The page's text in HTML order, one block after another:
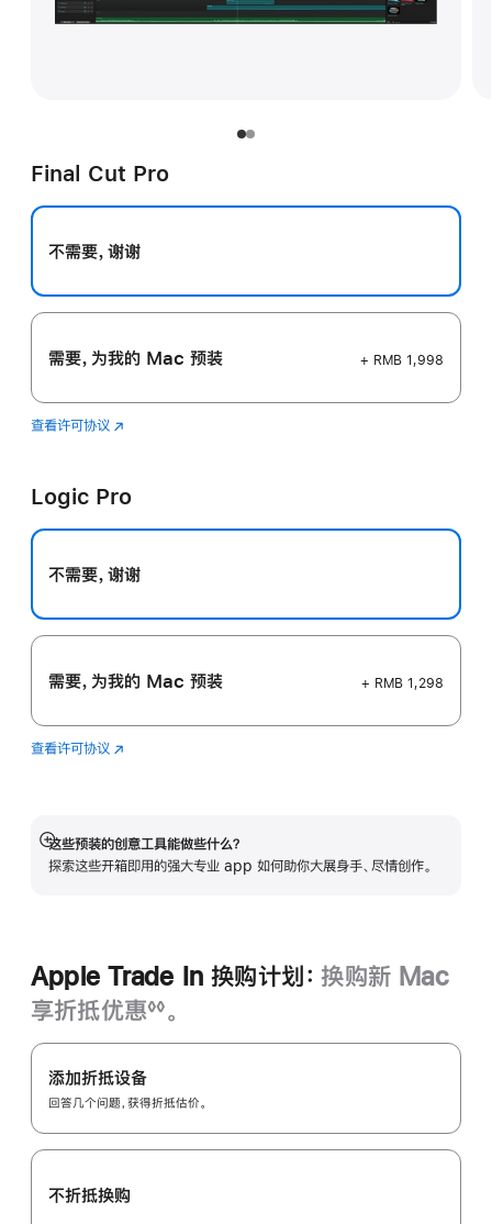
Final Cut Pro
不需要，谢谢
需要，为我的 Mac 预装 + RMB 1,998
查看许可协议 Final
(在
口
开)
Logic Pro
不需要，谢谢
需要，为我的 Mac 预装 + RMB 1,298
查看许可协议 Logic
(在
中
打
这些预装的创意工具能做些什么？
探索这些开箱即用的强大专业 app 如何助你大展身手、尽情创作。
展
开
Apple Trade In 换购计划： 换购新 Mac
享折抵优惠
注
◊◊ 。
Apple
Trade
换
购
划：
添加折抵设备
回答几个问题，获得折抵估价。
不折抵换购